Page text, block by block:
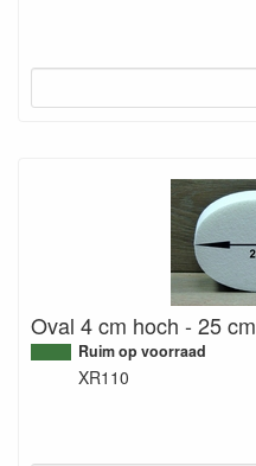
Oval 4 cm hoch - 25 cm
Ruim op voorraad
XR110